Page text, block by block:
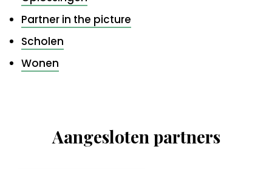
Partner in the picture
Scholen
Wonen
Aangesloten partners